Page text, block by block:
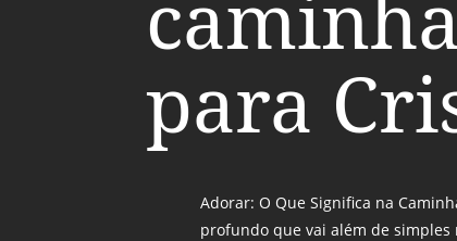
para
Adorar: O Que Significa na
profundo que vai além de